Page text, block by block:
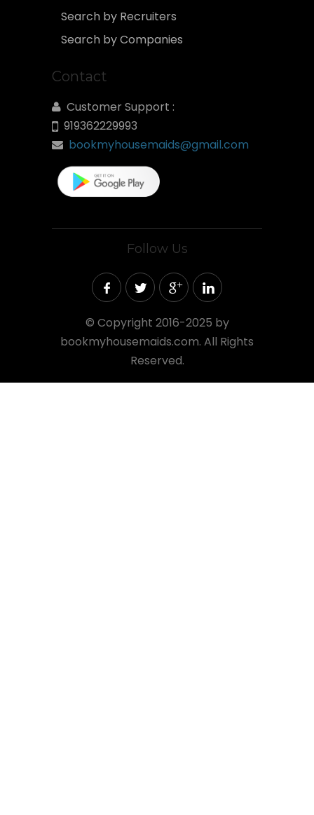
Search by Recruiters
Search by Companies
Contact
Customer Support :
919362229993
bookmyhousemaids@gmail.com
Follow Us
© Copyright 2016-2025 by
bookmyhousemaids.com. All Rights
Reserved.